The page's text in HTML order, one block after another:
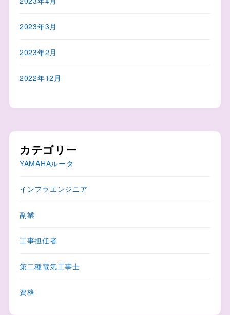
2023年3月
2023年2月
2022年12月
カテゴリー
YAMAHAルータ
インフラエンジニア
副業
工事担任者
第二種電気工事士
資格